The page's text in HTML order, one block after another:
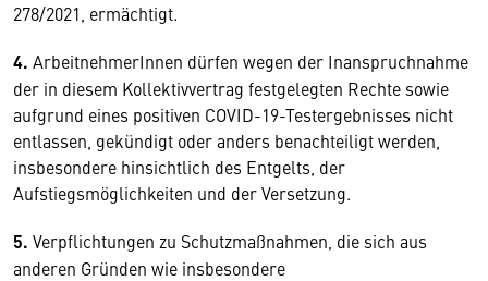
278/2021, ermächtigt.
4. ArbeitnehmerInnen dürfen wegen der Inanspruchnahme
der in diesem Kollektivvertrag festgelegten Rechte sowie
aufgrund eines positiven COVID-19-Testergebnisses nicht
entlassen, gekündigt oder anders benachteiligt werden,
insbesondere hinsichtlich des Entgelts, der
Aufstiegsmöglichkeiten und der Versetzung.
5. Verpflichtungen zu Schutzmaßnahmen, die sich aus
anderen Gründen wie insbesondere